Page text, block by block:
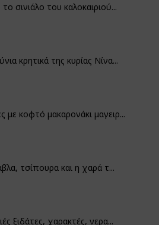
σινιάλο του καλοκαιριού...
κρητικά της κυρίας Νίνα...
με κοφτό μακαρονάκι μαγειρ...
τσίπουρα και η χαρά τ...
ξιδάτες, χαρακτές, νερα...